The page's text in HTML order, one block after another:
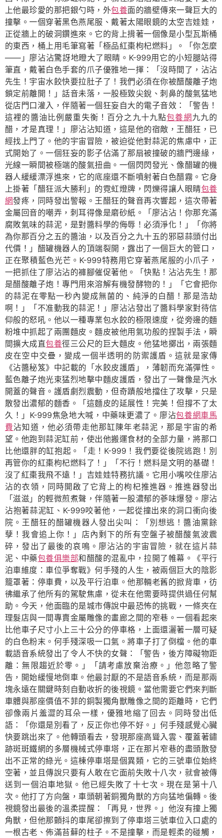
上他最珍愛的那把銀勺時，外包養面的牆壁傳來一聲巨大的
撞擊。一個穿著黑色燕尾服、戴著太陽眼鏡的太空吉娃娃，
正從牆上的破洞鑽進來。它的背上揹著一個像是小型瓦斯桶
的東西，桶上用毛筆寫著「極品紅棗枸杞燃料」。「你怎麼
——」廖沾沾驚訝地瞪大了眼睛。K-999用它的小短腿站得
筆直，戴著白色手套的爪子優雅地一揮：「沒時間了，沾沾
先生！宇宙水餃快要拉肚子了！我們必須在你被醋酸離子炮
鎖定前離開！」話音未落，一股極致尖銳、刺鼻的酸氣猛地
從店門口灌入，伴隨著一個狂妄自大的電子音效：「警告！
這裡的醬油比例嚴重失衡！百分之九十九點包養網九九的
醋，才是真理！」廖沾沾知道，這是他的宿敵，王醋狂，已
經找上門了。他的宇宙冒險，被迫從他對蒜泥的焦慮中，正
式開始了。一個狂妄的影子佔滿了那扇被撞破的牆門邊緣，
光線一瞬間被極端的酸氣扭曲。一個閃閃發光、像醋罐的機
器人緩緩漂浮進來，它的底座還不斷噴射著白色醋霧。它身
上掛著「醋狂派大勝利」的霓虹燈牌，閃爍得讓人眼睛包養
網發疼，同時發出警報。王醋狂的聲音再次響起，這次帶著
金屬回音的嘲弄，刺耳得像是磨砂紙。「廖沾沾！你那充滿
腐敗氣味的蒜泥，是對醬料學的侮辱！必須淨化！」「你將
為你那百分之五的醬油，以及百分之九十五的邪惡蒜頭付出
代價！」醋罐機器人的頂端裂開，露出了一個巨大的管口，
正在聚積藍色光芒。K-999特務用它穿著燕尾服的小爪子，
一把抓住了廖沾沾的褲腳催促著他。「快點！沾沾先生！那
是醋酸離子炮！專門用來溶解有機發酵物的！」「它會把你
的蒜泥在零點一秒內變成無菌的、純淨的白醋！那是浩劫
啊！」「不准動我的蒜泥！」廖沾沾發出了醬料學家對待信
仰般的怒吼。他以一種專業包水餃的極限速度，從旁邊的麵
粉堆中抓起了兩團麵皮。麵皮被他用氣功般的捏製手法，瞬
間擴大成直包養徑三公尺的巨大麵皮。他猛地擲出，兩張麵
皮在空中交疊，變成一個半透明的防禦護盾。這就是家傳
《沾醬秘笈》中記載的「水餃皮護盾」，薄韌而充滿彈性。
藍色離子炮光束猛烈地擊中麵皮護盾，發出了一聲像是汽水
開蓋的聲音。護盾劇烈震動，但奇蹟般地擋住了攻擊，只是
散發出濃郁的麵香。「這麵皮的延展性！完美！但撐不了太
久！」K-999焦急地大喊，中藥味更濃了。廖沾包養網車馬
費沾知道，他必須帶走他那缸陳年老蒜泥，那是宇宙的希
望。他跑到蒜泥缸前，使出他搬運食材的全部力量，將那口
比他還胖的缸抱起。「走！K-999！我們要從後院逃跑！別
再管你的紅棗枸杞燃料了！」「不行！燃料是文明的基礎！
沒了紅棗我飛不遠！」吉娃娃特務抗議。它用小嘴咬住廖沾
沾的衣領，同時開啟了它背上的枸杞推進器。推進器發出
「滋滋」的輕微煎煮聲，伴隨著一股濃郁的蔘味爆發。廖沾
沾抱著蒜泥缸、K-999咬著他，一起從撞出來的洞口衝向後
院。王醋狂的醋罐機器人發出尖叫：「別想逃！醬油黨餘
孽！我會追上你！」店內剩下的所有空盤子被醋酸氣波震
碎，發出了最後的哀鳴。廖沾沾的宇宙冒險，就在這片蒜
泥、中藥包養俱樂部和醋酸的混亂中，拉開了帷幕。《平行
泊車維度：車位爭奪戰》何手殘的人生，被兩個巨大的陰影
籠罩著：停車費，以及平行泊車。他那輛老舊的掀背車，彷
彿繼承了他所有的駕駛焦慮，從未在他需要時提供過任何幫
助。今天，他面臨的是城市傳說中最恐怖的挑戰，一條夾在
理髮店與一間專賣金屬雕像的畫廊之間的窄巷。一個看起來
比他車子尺寸小上三十公分的停車格，上面還灑著一層可疑
的白色粉末。何手殘深吸一口氣。將車子打了倒檔。他的車
載語音系統發出了令人不快的女聲：「警告，後方障礙物距
離：無限趨近於零。」「請考慮放棄治療。」他忽略了警
告，開始緩慢地倒車。他最討厭的不是語音系統，而是那兩
塊永遠在關鍵時刻自動收折的後視鏡。當他需要它們來判斷
車體與那座價值不菲的銅製獨角獸雕像之間的距離時，它們
卻像兩片羞澀的耳朵一樣，優雅地縮了回去。同時發出低
語：「你還是別看了，反正你也停不好。」何手殘感覺心臟
快要跳出來了。他轉頭看去，發現那座高聳入雲、覆蓋著鏽
跡斑斑鐵網的多層機械式停車塔，正在那片窄巷的盡頭散發
出不正常的綠光。這棟停車塔是個異類，它的三號車位始終
空著，並且傳說只要有人敢在它面前失敗十八次，就會被傳
送到一個泊車地獄。他已經失敗了十七次。現在是第十八
次。他打了方向盤，車頭朝著銅獨角獸的方向猛地偏轉。後
視鏡發出最後的溫柔提醒：「再見，世界。」他沒有撞上獨
角獸，但他那顫抖的車尾卻擦到了停車塔三號車位入口處的
一根古老、佈滿苔蘚的柱子。不是撞擊，而是輕柔的碰觸，